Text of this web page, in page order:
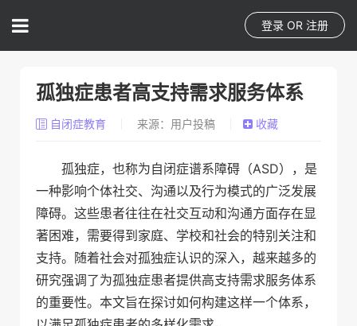
登录 OR 注册
孤独症患者高支持需求服务体系
自闭症教育 来源：用户投稿 收藏
孤独症，也称为自闭症谱系障碍（ASD），是
一种影响个体社交、沟通以及行为模式的广泛发展
障碍。这些患者往往在社交互动和沟通方面存在显
著困难，需要得到家庭、学校和社会的特别关注和
支持。随着社会对孤独症认识的深入，越来越多的
研究强调了为孤独症患者提供高支持需求服务体系
的重要性。本文旨在探讨如何构建这样一个体系，